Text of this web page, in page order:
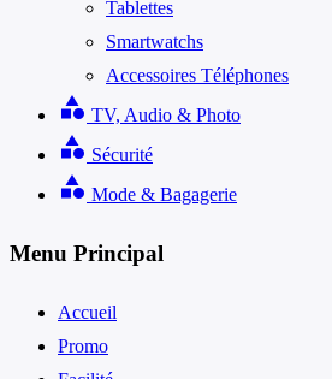
Tablettes
Smartwatchs
Accessoires Téléphones
category TV, Audio & Photo
category Sécurité
category Mode & Bagagerie
Menu Principal
Accueil
Promo